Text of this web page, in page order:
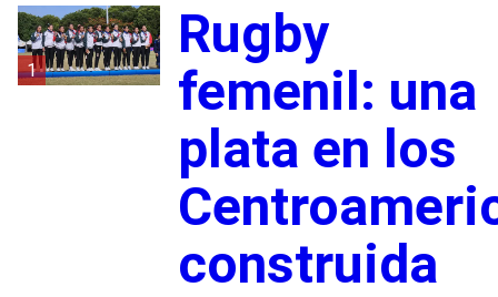
1
Rugby
femenil: una
plata en los
construida